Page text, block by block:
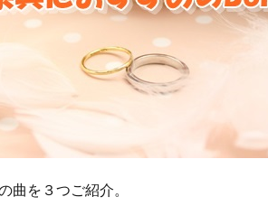
曲を３つご紹介。